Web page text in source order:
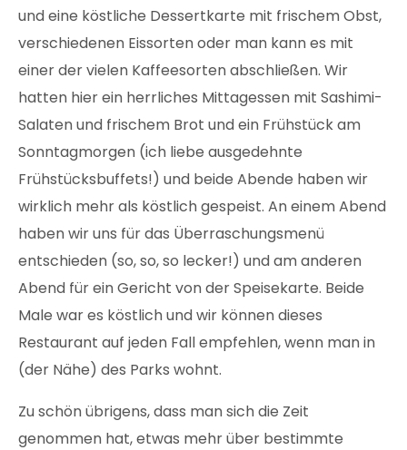
und eine köstliche Dessertkarte mit frischem Obst,
verschiedenen Eissorten oder man kann es mit
einer der vielen Kaffeesorten abschließen. Wir
hatten hier ein herrliches Mittagessen mit Sashimi-
Salaten und frischem Brot und ein Frühstück am
Sonntagmorgen (ich liebe ausgedehnte
Frühstücksbuffets!) und beide Abende haben wir
wirklich mehr als köstlich gespeist. An einem Abend
haben wir uns für das Überraschungsmenü
entschieden (so, so, so lecker!) und am anderen
Abend für ein Gericht von der Speisekarte. Beide
Male war es köstlich und wir können dieses
Restaurant auf jeden Fall empfehlen, wenn man in
(der Nähe) des Parks wohnt.
Zu schön übrigens, dass man sich die Zeit
genommen hat, etwas mehr über bestimmte